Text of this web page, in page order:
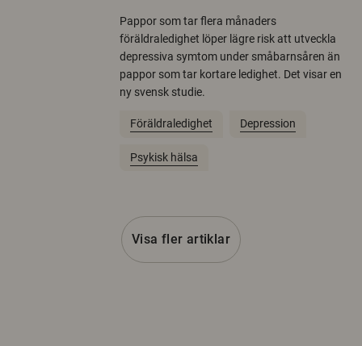
Pappor som tar flera månaders
föräldraledighet löper lägre risk att utveckla
depressiva symtom under småbarnsåren än
pappor som tar kortare ledighet. Det visar en
ny svensk studie.
Föräldraledighet Depression
Psykisk hälsa
Visa fler artiklar